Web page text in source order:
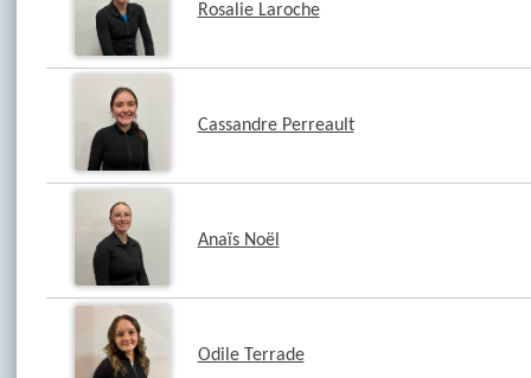
Rosalie Laroche
Cassandre Perreault
Anaïs Noël
Odile Terrade